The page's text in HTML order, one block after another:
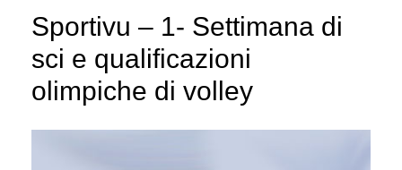
Sportivu – 1- Settimana di
sci e qualificazioni
olimpiche di volley